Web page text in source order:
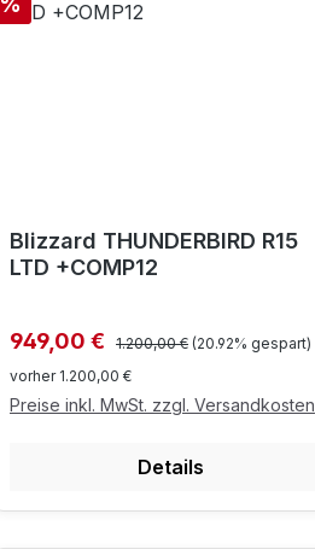
Blizzard THUNDERBIRD R15
LTD +COMP12
Verkaufspreis:
949,00 € Regulärer Preis:
1.200,00 € (20.92% gespart)
vorher 1.200,00 €
Preise inkl. MwSt. zzgl. Versandkosten
Details